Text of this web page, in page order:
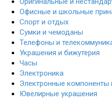
Офисные и школьные
Спорт и отдых
Сумки и чемоданы
Телефоны и
Украшения и бижутерия
Часы
Электроника
Электронные
Ювелирные украшения